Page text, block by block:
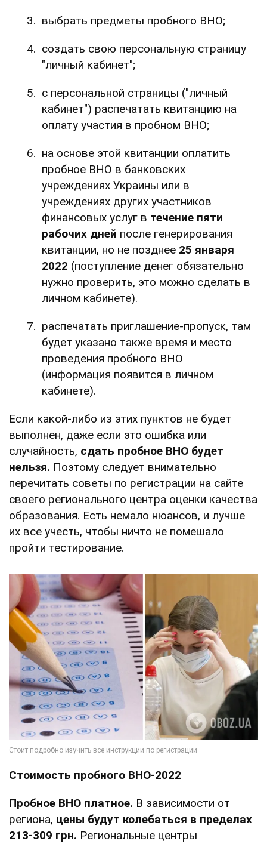
выбрать предметы пробного ВНО;
создать свою персональную страницу
"личный кабинет";
с персональной страницы ("личный
кабинет") распечатать квитанцию на
оплату участия в пробном ВНО;
на основе этой квитанции оплатить
пробное ВНО в банковских
учреждениях Украины или в
учреждениях других участников
финансовых услуг в течение пяти
рабочих дней после генерирования
квитанции, но не позднее 25 января
2022 (поступление денег обязательно
нужно проверить, это можно сделать в
личном кабинете).
распечатать приглашение-пропуск, там
будет указано также время и место
проведения пробного ВНО
(информация появится в личном
кабинете).
Если какой-либо из этих пунктов не будет
выполнен, даже если это ошибка или
случайность, сдать пробное ВНО будет
нельзя. Поэтому следует внимательно
перечитать советы по регистрации на сайте
своего регионального центра оценки качества
образования. Есть немало нюансов, и лучше
их все учесть, чтобы ничто не помешало
пройти тестирование.
Стоимость пробного ВНО-2022
Пробное ВНО платное. В зависимости от
региона, цены будут колебаться в пределах
213-309 грн. Региональные центры